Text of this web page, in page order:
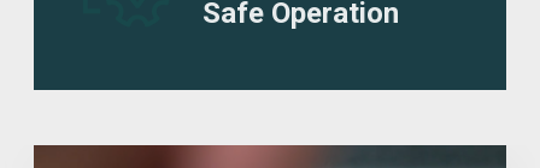
Safe Operation